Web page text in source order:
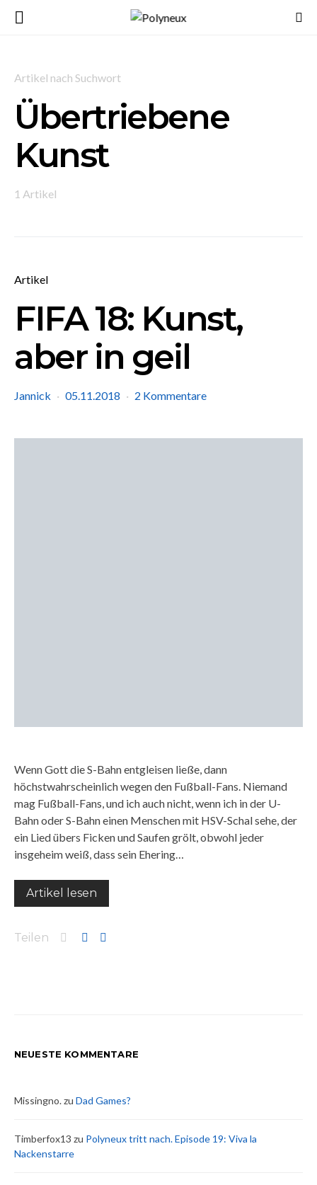
Artikel nach Suchwort
Übertriebene
Kunst
1 Artikel
Artikel
FIFA 18: Kunst,
aber in geil
Jannick 05.11.2018 2 Kommentare
Wenn Gott die S-Bahn entgleisen ließe, dann
höchstwahrscheinlich wegen den Fußball-Fans. Niemand
mag Fußball-Fans, und ich auch nicht, wenn ich in der U-
Bahn oder S-Bahn einen Menschen mit HSV-Schal sehe, der
ein Lied übers Ficken und Saufen grölt, obwohl jeder
insgeheim weiß, dass sein Ehering…
Artikel lesen
Teilen
NEUESTE KOMMENTARE
Missingno.zu Dad Games?
Timberfox13 zu Polyneux tritt nach. Episode 19: Viva la
Nackenstarre